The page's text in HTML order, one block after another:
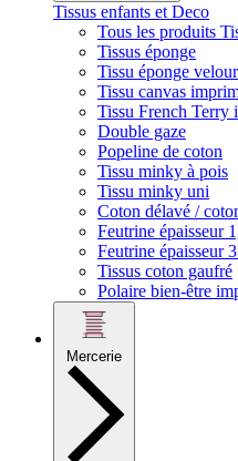
Tissus enfants et Deco
Tous les produits
Tissus éponge
Tissu éponge
Tissu canvas
Tissu French Terry
Double gaze
Popeline de coton
Tissu minky à pois
Tissu minky uni
Coton délavé /
Feutrine épaisseur
Feutrine épaisseur
Tissus coton gaufré
Polaire bien-être
Mercerie